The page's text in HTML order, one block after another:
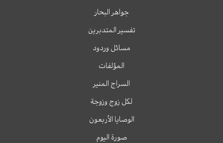
جواهر البحار
تفسير المتدبرين
مسائل وردود
المؤلفات
السراج المنير
لكل زوج وزوجة
الوصايا الأربعون
صورة اليوم